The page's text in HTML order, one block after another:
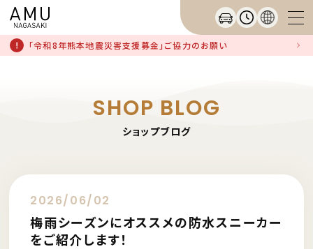
「令和8年熊本地震災害支援募金」ご協力のお願い
SHOP BLOG
ショップブログ
2026/06/02
梅雨シーズンにオススメの防水スニーカー
をご紹介します！